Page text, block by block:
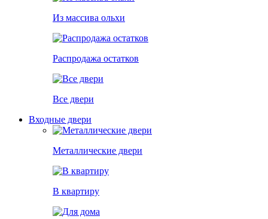
Из массива ольхи
Распродажа остатков
Все двери
Входные двери
Металлические двери
В квартиру